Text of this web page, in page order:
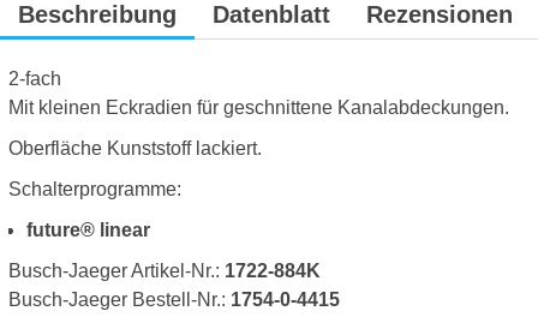
Beschreibung Datenblatt Rezensionen
2-fach
Mit kleinen Eckradien für geschnittene Kanalabdeckungen.
Oberfläche Kunststoff lackiert.
Schalterprogramme:
future® linear
Busch-Jaeger Artikel-Nr.: 1722-884K
Busch-Jaeger Bestell-Nr.: 1754-0-4415